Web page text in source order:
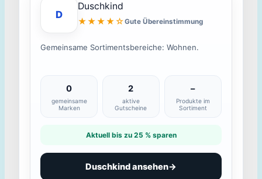
D
Duschkind
★★★★☆Gute Übereinstimmung
Gemeinsame Sortimentsbereiche: Wohnen.
0
gemeinsame
Marken
2
aktive
Gutscheine
–
Produkte im
Sortiment
Aktuell bis zu 25 % sparen
Duschkind ansehen→